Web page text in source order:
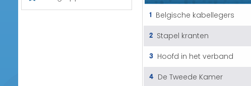
1 Belgische kabellegers
2 Stapel kranten
3 Hoofd in het verband
4 De Tweede Kamer